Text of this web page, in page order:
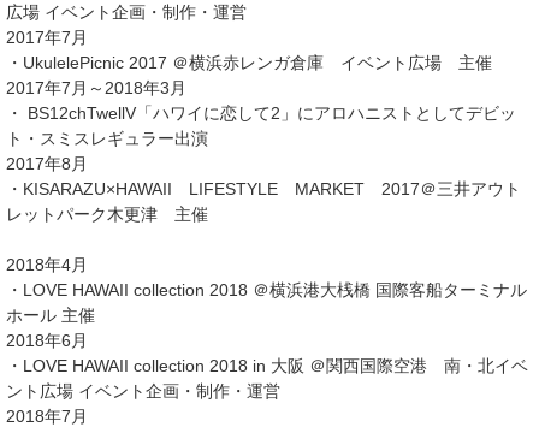
広場 イベント企画・制作・運営
2017年7月
・UkulelePicnic 2017 ＠横浜赤レンガ倉庫 イベント広場 主催
2017年7月～2018年3月
・ BS12chTwellV「ハワイに恋して2」にアロハニストとしてデビッ
ト・スミスレギュラー出演
2017年8月
・KISARAZU×HAWAII LIFESTYLE MARKET 2017＠三井アウト
レットパーク木更津 主催
2018年4月
・LOVE HAWAII collection 2018 ＠横浜港大桟橋 国際客船ターミナル
ホール 主催
2018年6月
・LOVE HAWAII collection 2018 in 大阪 ＠関西国際空港 南・北イベ
ント広場 イベント企画・制作・運営
2018年7月